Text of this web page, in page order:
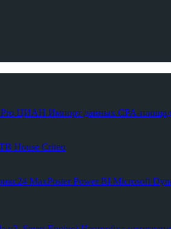
ЦИАН Импорт данных CPA-
House Criteo
MaxPosterPower BI Microsoft